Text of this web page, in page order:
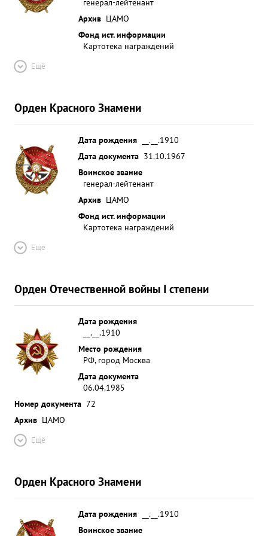
Архив ЦАМО
Фонд ист. информации
Картотека награждений
Ещё
Орден Красного Знамени
Дата рождения
__.__.1910
Дата документа 31.10.1967
Воинское звание
генерал-лейтенант
Архив ЦАМО
Фонд ист. информации
Картотека награждений
Ещё
Орден Отечественной войны I степени
Дата рождения
__.__.1910
Место рождения
РФ, город Москва
Дата документа
06.04.1985
Номер документа 72
Архив ЦАМО
Ещё
Орден Красного Знамени
Дата рождения
__.__.1910
Воинское звание